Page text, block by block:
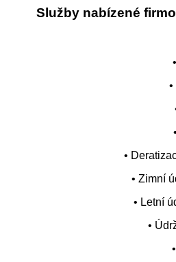
Služby nabízené
•
• Zimní
• Letní
•